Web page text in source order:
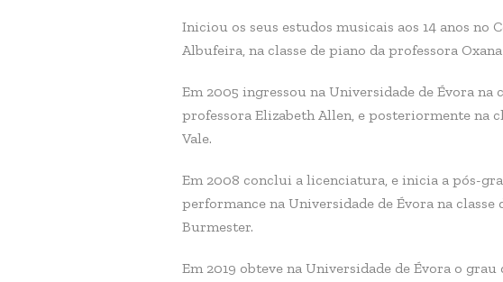
Iniciou os seus estudos musicais aos 14 anos no
Albufeira, na classe de piano da professora
Em 2005 ingressou na Universidade de Évora na
professora Elizabeth Allen, e posteriormente na
Vale.
Em 2008 conclui a licenciatura, e inicia a pós-
performance na Universidade de Évora na classe
Burmester.
Em 2019 obteve na Universidade de Évora o